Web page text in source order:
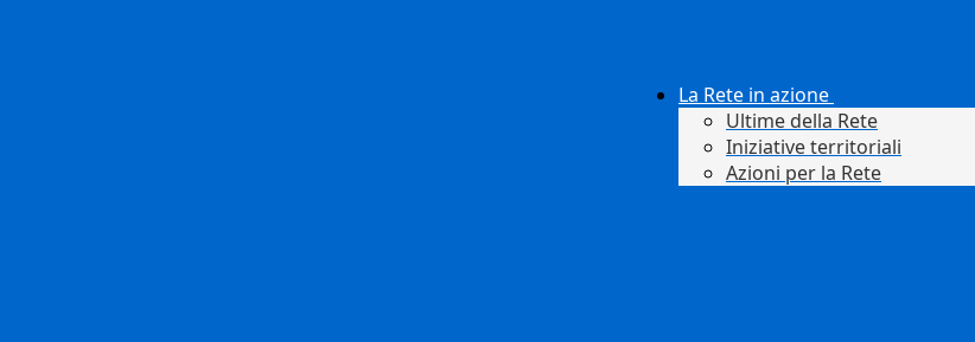
La Rete in azione
Ultime della Rete
Iniziative territoriali
Azioni per la Rete